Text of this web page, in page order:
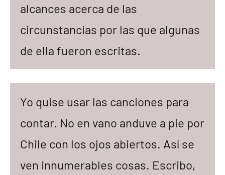
alcances acerca de las
circunstancias por las que algunas
de ella fueron escritas.
Yo quise usar las canciones para
contar. No en vano anduve a pie por
Chile con los ojos abiertos. Así se
ven innumerables cosas. Escribo,